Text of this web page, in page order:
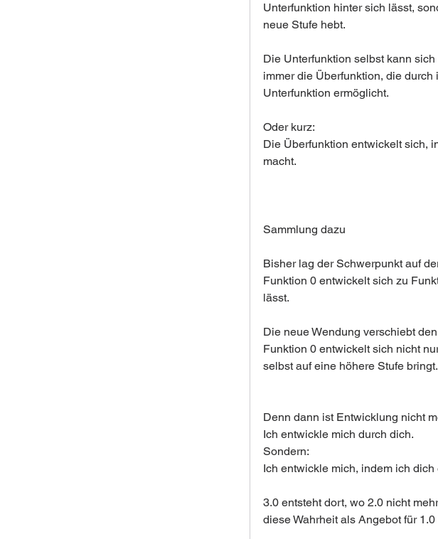
Unterfunktion hinter sich lässt,
neue Stufe hebt.
Die Unterfunktion selbst kann
immer die Überfunktion, die
Unterfunktion ermöglicht.
Oder kurz:
Die Überfunktion entwickelt sich,
macht.
Sammlung dazu
Bisher lag der Schwerpunkt auf
Funktion 0 entwickelt sich zu
lässt.
Die neue Wendung verschiebt
Funktion 0 entwickelt sich nicht
selbst auf eine höhere Stufe bringt.
Denn dann ist Entwicklung nicht
Ich entwickle mich durch dich.
Sondern:
Ich entwickle mich, indem ich
3.0 entsteht dort, wo 2.0 nicht
diese Wahrheit als Angebot für